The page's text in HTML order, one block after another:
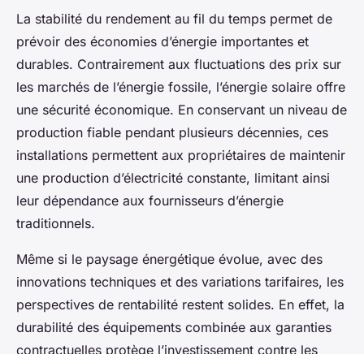
La stabilité du rendement au fil du temps permet de
prévoir des économies d’énergie importantes et
durables. Contrairement aux fluctuations des prix sur
les marchés de l’énergie fossile, l’énergie solaire offre
une sécurité économique. En conservant un niveau de
production fiable pendant plusieurs décennies, ces
installations permettent aux propriétaires de maintenir
une production d’électricité constante, limitant ainsi
leur dépendance aux fournisseurs d’énergie
traditionnels.
Même si le paysage énergétique évolue, avec des
innovations techniques et des variations tarifaires, les
perspectives de rentabilité restent solides. En effet, la
durabilité des équipements combinée aux garanties
contractuelles protège l’investissement contre les